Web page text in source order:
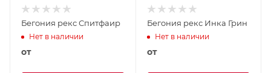
Бегония рекс Спитфаир
Нет в наличии
от
Бегония рекс Инка Грин
Нет в наличии
от